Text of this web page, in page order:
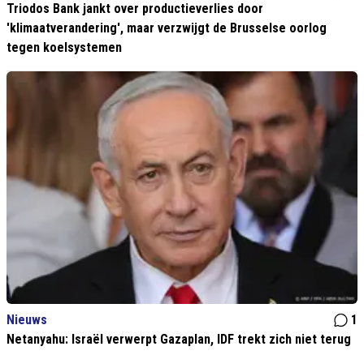
Triodos Bank jankt over productieverlies door
'klimaatverandering', maar verzwijgt de Brusselse oorlog
tegen koelsystemen
Nieuws
1
Netanyahu: Israël verwerpt Gazaplan, IDF trekt zich niet terug